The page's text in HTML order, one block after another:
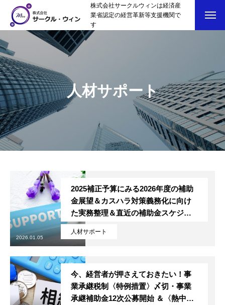
株式会社サークルウィンは経済産
業省認定の経営革新等支援機関で
す
人材サポート
人材サポート
2025補正予算にみる2026年度の補助
金展望＆カスハラ対策義務化に向け
た実務整理＆直近の補助金スケジュ
ール
2026.01.05
今、経営者が押さえておきたい！事
業承継税制〈特例措置〉〆切・事業
承継補助金12次公募開始 ＆〈熱中症